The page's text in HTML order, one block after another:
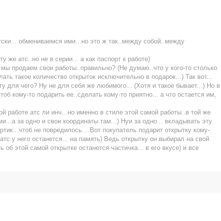
обмениваемся ими...но это ж так..между собой..между
же атс..но не в серии... а как паспорт к работе)
продаем свои работы..правильно? (Не думаю..что у кого-то столько
такое количество открыток исключительно в подарок...) Так вот...
для чего? Ну не для себя же любимого... (Хотя и такое бывает...) Но в
кому-то подарить ее..сделать кому-то приятно... а что остается им,
работе атс ли инч...но именно в стиле этой самой работы..в той же
за одно и свои координаты там...) Нуи за одно... вкладывать эту
не повредилось....Вот покупатель подарит открытку кому-
у него останется... на память) Ведь открытку он выбирал на свой
об этой самой открытке останется частичка... в его вкусе) и все